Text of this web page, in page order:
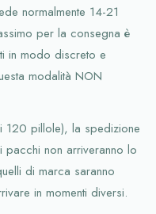
normalmente 14-21
per la consegna è
in modo discreto e
modalità NON
120 pillole), la spedizione
pacchi non arriveranno lo
di marca saranno
in momenti diversi.